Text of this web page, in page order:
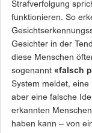
Strafverfolgung
funktionieren. So
Gesichter in der
diese Menschen
sogenannt «falsch
System meldet, eine
aber eine falsche
erkannten
haben kann – von